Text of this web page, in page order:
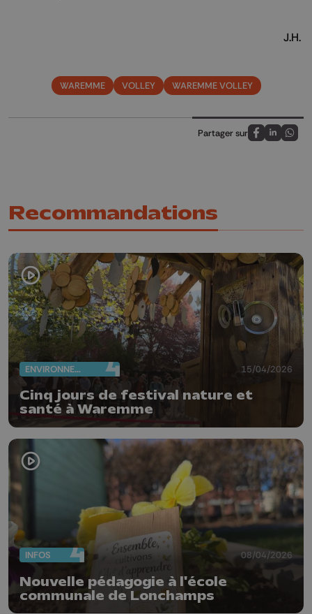
J.H.
WAREMME VOLLEY WAREMME VOLLEY
Partager sur
Partagez sur
Partagez
Recommandations
ENVIRONNEMENT 15/04/2026
Cinq jours de festival nature et
santé à Waremme
INFOS 08/04/2026
Nouvelle pédagogie à l'école
communale de Lonchamps